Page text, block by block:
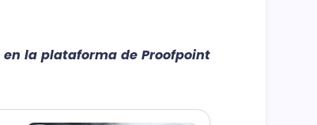
la plataforma de Proofpoint